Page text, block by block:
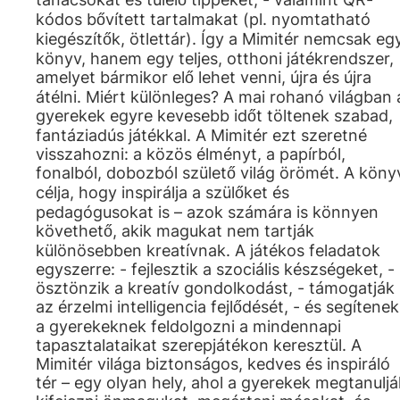
kódos bővített tartalmakat (pl. nyomtatható
kiegészítők, ötlettár). Így a Mimitér nemcsak
könyv, hanem egy teljes, otthoni játékrendszer,
amelyet bármikor elő lehet venni, újra és újra
átélni. Miért különleges? A mai rohanó világban
gyerekek egyre kevesebb időt töltenek szabad,
fantáziadús játékkal. A Mimitér ezt szeretné
visszahozni: a közös élményt, a papírból,
fonalból, dobozból születő világ örömét. A
célja, hogy inspirálja a szülőket és
pedagógusokat is – azok számára is könnyen
követhető, akik magukat nem tartják
különösebben kreatívnak. A játékos feladatok
egyszerre: - fejlesztik a szociális készségeket, -
ösztönzik a kreatív gondolkodást, - támogatják
az érzelmi intelligencia fejlődését, - és segítenek
a gyerekeknek feldolgozni a mindennapi
tapasztalataikat szerepjátékon keresztül. A
Mimitér világa biztonságos, kedves és inspiráló
tér – egy olyan hely, ahol a gyerekek